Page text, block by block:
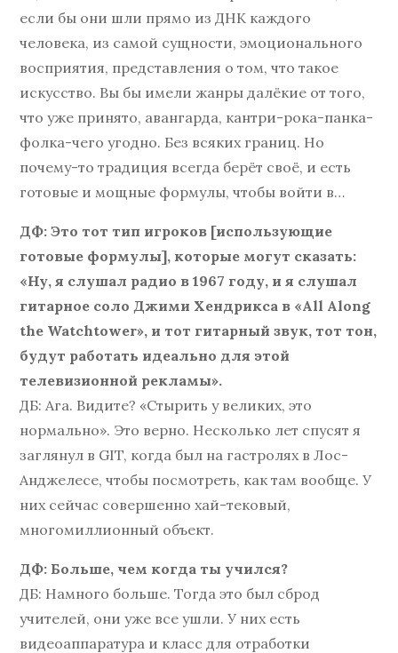
если бы они шли прямо из ДНК каждого
человека, из самой сущности, эмоционального
восприятия, представления о том, что такое
искусство. Вы бы имели жанры далёкие от того,
что уже принято, авангарда, кантри-рока-панка-
фолка-чего угодно. Без всяких границ. Но
почему-то традиция всегда берёт своё, и есть
готовые и мощные формулы, чтобы войти в…
ДФ: Это тот тип игроков [использующие
готовые формулы], которые могут сказать:
«Ну, я слушал радио в 1967 году, и я слушал
гитарное соло Джими Хендрикса в «All Along
the Watchtower», и тот гитарный звук, тот тон,
будут работать идеально для этой
телевизионной рекламы».
ДБ: Ага. Видите? «Стырить у великих, это
нормально». Это верно. Несколько лет спусят я
заглянул в GIT, когда был на гастролях в Лос-
Анджелесе, чтобы посмотреть, как там вообще. У
них сейчас совершенно хай-тековый,
многомиллионный объект.
ДФ: Больше, чем когда ты учился?
ДБ: Намного больше. Тогда это был сброд
учителей, они уже все ушли. У них есть
видеоаппаратура и класс для отработки